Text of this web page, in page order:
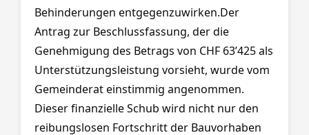
Behinderungen entgegenzuwirken.Der
Antrag zur Beschlussfassung, der die
Genehmigung des Betrags von CHF 63’425 als
Unterstützungsleistung vorsieht, wurde vom
Gemeinderat einstimmig angenommen.
Dieser finanzielle Schub wird nicht nur den
reibungslosen Fortschritt der Bauvorhaben